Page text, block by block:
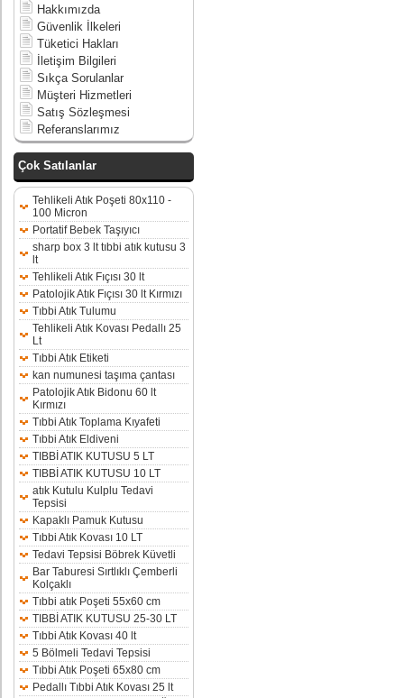
Hakkımızda
Güvenlik İlkeleri
Tüketici Hakları
İletişim Bilgileri
Sıkça Sorulanlar
Müşteri Hizmetleri
Satış Sözleşmesi
Referanslarımız
Çok Satılanlar
Tehlikeli Atık Poşeti 80x110 -
100 Micron
Portatif Bebek Taşıyıcı
sharp box 3 lt tıbbi atık kutusu 3
lt
Tehlikeli Atık Fıçısı 30 lt
Patolojik Atık Fıçısı 30 lt Kırmızı
Tıbbi Atık Tulumu
Tehlikeli Atık Kovası Pedallı 25
Lt
Tıbbi Atık Etiketi
kan numunesi taşıma çantası
Patolojik Atık Bidonu 60 lt
Kırmızı
Tıbbi Atık Toplama Kıyafeti
Tıbbi Atık Eldiveni
TIBBİ ATIK KUTUSU 5 LT
TIBBİ ATIK KUTUSU 10 LT
atık Kutulu Kulplu Tedavi
Tepsisi
Kapaklı Pamuk Kutusu
Tıbbi Atık Kovası 10 LT
Tedavi Tepsisi Böbrek Küvetli
Bar Taburesi Sırtlıklı Çemberli
Kolçaklı
Tıbbi atık Poşeti 55x60 cm
TIBBİ ATIK KUTUSU 25-30 LT
Tıbbi Atık Kovası 40 lt
5 Bölmeli Tedavi Tepsisi
Tıbbi Atık Poşeti 65x80 cm
Pedallı Tıbbi Atık Kovası 25 lt